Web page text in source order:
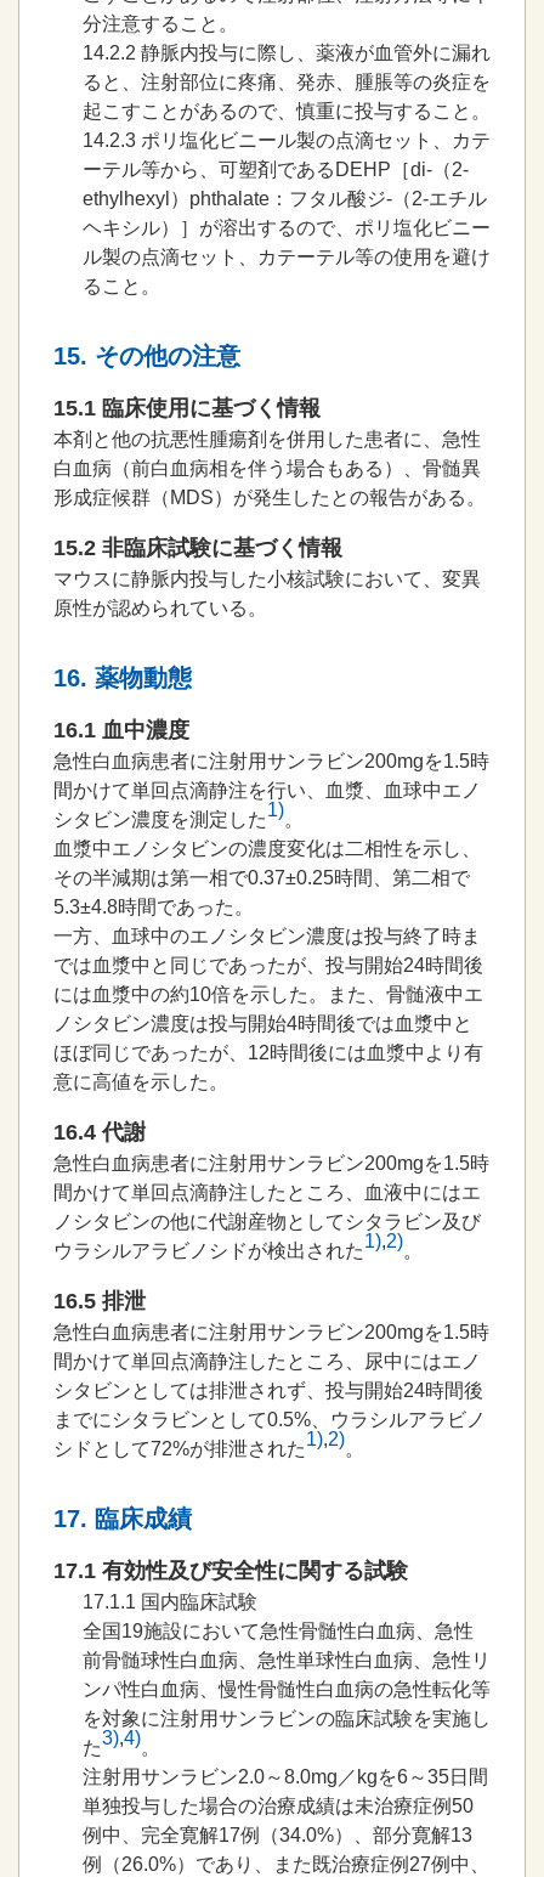
分注意すること。
14.2.2 静脈内投与に際し、薬液が血管外に漏れ
ると、注射部位に疼痛、発赤、腫脹等の炎症を
起こすことがあるので、慎重に投与すること。
14.2.3 ポリ塩化ビニール製の点滴セット、カテ
ーテル等から、可塑剤であるDEHP［di-（2-
ethylhexyl）phthalate：フタル酸ジ-（2-エチル
ヘキシル）］が溶出するので、ポリ塩化ビニー
ル製の点滴セット、カテーテル等の使用を避け
ること。
15. その他の注意
15.1 臨床使用に基づく情報
本剤と他の抗悪性腫瘍剤を併用した患者に、急性
白血病（前白血病相を伴う場合もある）、骨髄異
形成症候群（MDS）が発生したとの報告がある。
15.2 非臨床試験に基づく情報
マウスに静脈内投与した小核試験において、変異
原性が認められている。
16. 薬物動態
16.1 血中濃度
急性白血病患者に注射用サンラビン200mgを1.5時
間かけて単回点滴静注を行い、血漿、血球中エノ
シタビン濃度を測定した1)。
血漿中エノシタビンの濃度変化は二相性を示し、
その半減期は第一相で0.37±0.25時間、第二相で
5.3±4.8時間であった。
一方、血球中のエノシタビン濃度は投与終了時ま
では血漿中と同じであったが、投与開始24時間後
には血漿中の約10倍を示した。また、骨髄液中エ
ノシタビン濃度は投与開始4時間後では血漿中と
ほぼ同じであったが、12時間後には血漿中より有
意に高値を示した。
16.4 代謝
急性白血病患者に注射用サンラビン200mgを1.5時
間かけて単回点滴静注したところ、血液中にはエ
ノシタビンの他に代謝産物としてシタラビン及び
ウラシルアラビノシドが検出された1),2)。
16.5 排泄
急性白血病患者に注射用サンラビン200mgを1.5時
間かけて単回点滴静注したところ、尿中にはエノ
シタビンとしては排泄されず、投与開始24時間後
までにシタラビンとして0.5%、ウラシルアラビノ
シドとして72%が排泄された1),2)。
17. 臨床成績
17.1 有効性及び安全性に関する試験
17.1.1 国内臨床試験
全国19施設において急性骨髄性白血病、急性
前骨髄球性白血病、急性単球性白血病、急性リ
ンパ性白血病、慢性骨髄性白血病の急性転化等
を対象に注射用サンラビンの臨床試験を実施し
た3),4)。
注射用サンラビン2.0～8.0mg／kgを6～35日間
単独投与した場合の治療成績は未治療症例50
例中、完全寛解17例（34.0%）、部分寛解13
例（26.0%）であり、また既治療症例27例中、